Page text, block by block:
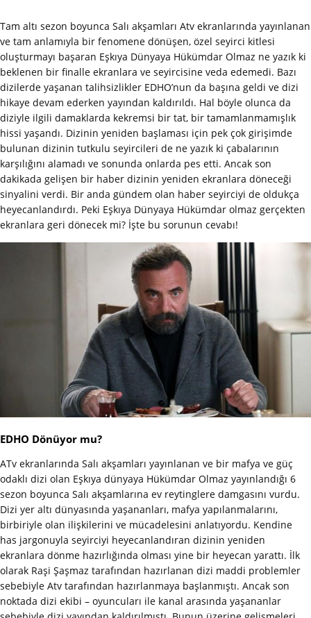
Tam altı sezon boyunca Salı akşamları Atv ekranlarında yayınlanan
ve tam anlamıyla bir fenomene dönüşen, özel seyirci kitlesi
oluşturmayı başaran Eşkıya Dünyaya Hükümdar Olmaz ne yazık ki
beklenen bir finalle ekranlara ve seyircisine veda edemedi. Bazı
dizilerde yaşanan talihsizlikler EDHO’nun da başına geldi ve dizi
hikaye devam ederken yayından kaldırıldı. Hal böyle olunca da
diziyle ilgili damaklarda kekremsi bir tat, bir tamamlanmamışlık
hissi yaşandı. Dizinin yeniden başlaması için pek çok girişimde
bulunan dizinin tutkulu seyircileri de ne yazık ki çabalarının
karşılığını alamadı ve sonunda onlarda pes etti. Ancak son
dakikada gelişen bir haber dizinin yeniden ekranlara döneceği
sinyalini verdi. Bir anda gündem olan haber seyirciyi de oldukça
heyecanlandırdı. Peki Eşkıya Dünyaya Hükümdar olmaz gerçekten
ekranlara geri dönecek mi? İşte bu sorunun cevabı!
EDHO Dönüyor mu?
ATv ekranlarında Salı akşamları yayınlanan ve bir mafya ve güç
odaklı dizi olan Eşkıya dünyaya Hükümdar Olmaz yayınlandığı 6
sezon boyunca Salı akşamlarına ev reytinglere damgasını vurdu.
Dizi yer altı dünyasında yaşananları, mafya yapılanmalarını,
birbiriyle olan ilişkilerini ve mücadelesini anlatıyordu. Kendine
has jargonuyla seyirciyi heyecanlandıran dizinin yeniden
ekranlara dönme hazırlığında olması yine bir heyecan yarattı. İlk
olarak Raşi Şaşmaz tarafından hazırlanan dizi maddi problemler
sebebiyle Atv tarafından hazırlanmaya başlanmıştı. Ancak son
noktada dizi ekibi – oyuncuları ile kanal arasında yaşananlar